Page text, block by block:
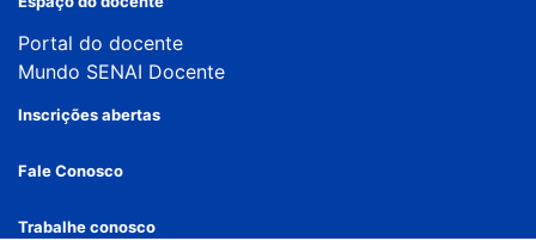
Portal do docente
Mundo SENAI Docente
Inscrições abertas
Fale Conosco
Trabalhe conosco